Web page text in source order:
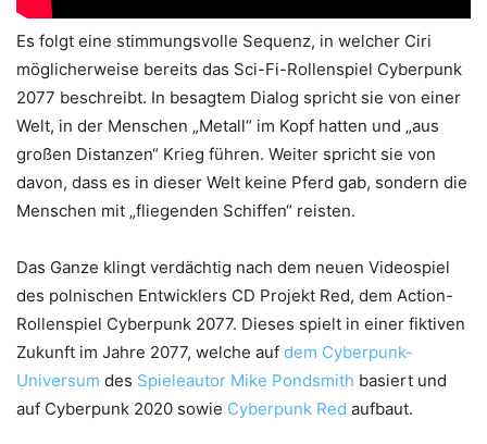
Es folgt eine stimmungsvolle Sequenz, in welcher Ciri
möglicherweise bereits das Sci-Fi-Rollenspiel Cyberpunk
2077 beschreibt. In besagtem Dialog spricht sie von einer
Welt, in der Menschen „Metall“ im Kopf hatten und „aus
großen Distanzen“ Krieg führen. Weiter spricht sie von
davon, dass es in dieser Welt keine Pferd gab, sondern die
Menschen mit „fliegenden Schiffen“ reisten.
Das Ganze klingt verdächtig nach dem neuen Videospiel
des polnischen Entwicklers CD Projekt Red, dem Action-
Rollenspiel Cyberpunk 2077. Dieses spielt in einer fiktiven
Zukunft im Jahre 2077, welche auf dem Cyberpunk-
Universum des Spieleautor Mike Pondsmith basiert und
auf Cyberpunk 2020 sowie Cyberpunk Red aufbaut.